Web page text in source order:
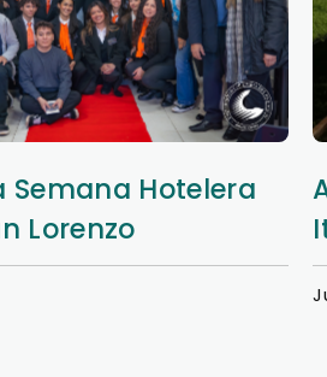
en Nueva